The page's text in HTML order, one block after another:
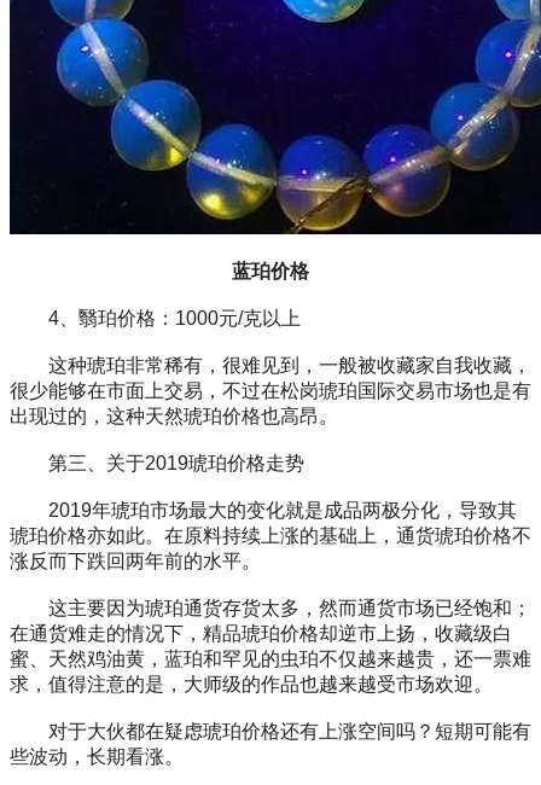
蓝珀价格
4、翳珀价格：1000元/克以上
这种琥珀非常稀有，很难见到，一般被收藏家自我收藏，
很少能够在市面上交易，不过在松岗琥珀国际交易市场也是有
出现过的，这种天然琥珀价格也高昂。
第三、关于2019琥珀价格走势
2019年琥珀市场最大的变化就是成品两极分化，导致其
琥珀价格亦如此。在原料持续上涨的基础上，通货琥珀价格不
涨反而下跌回两年前的水平。
这主要因为琥珀通货存货太多，然而通货市场已经饱和；
在通货难走的情况下，精品琥珀价格却逆市上扬，收藏级白
蜜、天然鸡油黄，蓝珀和罕见的虫珀不仅越来越贵，还一票难
求，值得注意的是，大师级的作品也越来越受市场欢迎。
对于大伙都在疑虑琥珀价格还有上涨空间吗？短期可能有
些波动，长期看涨。